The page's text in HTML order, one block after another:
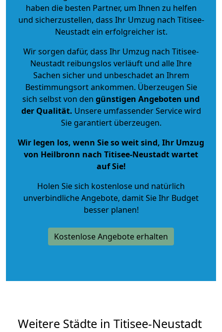
haben die besten Partner, um Ihnen zu helfen
und sicherzustellen, dass Ihr Umzug nach Titisee-
Neustadt ein erfolgreicher ist.
Wir sorgen dafür, dass Ihr Umzug nach Titisee-
Neustadt reibungslos verläuft und alle Ihre
Sachen sicher und unbeschadet an Ihrem
Bestimmungsort ankommen. Überzeugen Sie
sich selbst von den günstigen Angeboten und
der Qualität. Unsere umfassender Service wird
Sie garantiert überzeugen.
Wir legen los, wenn Sie so weit sind, Ihr Umzug
von Heilbronn nach Titisee-Neustadt wartet
auf Sie!
Holen Sie sich kostenlose und natürlich
unverbindliche Angebote, damit Sie Ihr Budget
besser planen!
Kostenlose Angebote erhalten
Weitere Städte in Titisee-Neustadt